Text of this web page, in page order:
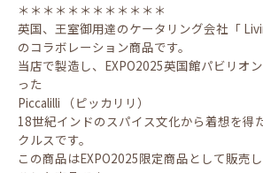
＊＊＊＊＊＊＊＊＊＊＊＊
英国、王室御用達のケータリング会社「
のコラボレーション商品です。
当店で製造し、EXPO2025英国館パビリオ
った
Piccalilli （ピッカリリ）
18世紀インドのスパイス文化から着想を得
クルスです。
この商品はEXPO2025限定商品として販売